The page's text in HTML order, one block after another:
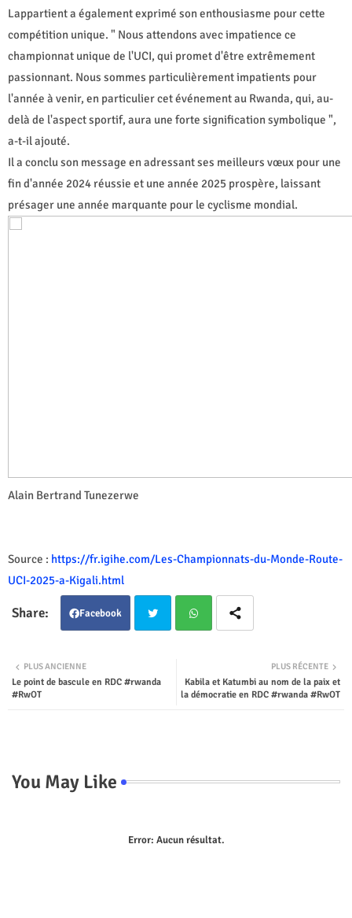
Lappartient a également exprimé son enthousiasme pour cette
compétition unique. " Nous attendons avec impatience ce
championnat unique de l'UCI, qui promet d'être extrêmement
passionnant. Nous sommes particulièrement impatients pour
l'année à venir, en particulier cet événement au Rwanda, qui, au-
delà de l'aspect sportif, aura une forte signification symbolique ",
a-t-il ajouté.
Il a conclu son message en adressant ses meilleurs vœux pour une
fin d'année 2024 réussie et une année 2025 prospère, laissant
présager une année marquante pour le cyclisme mondial.
Alain Bertrand Tunezerwe
Source : https://fr.igihe.com/Les-Championnats-du-Monde-Route-
UCI-2025-a-Kigali.html
Facebook
ter tsap
PLUS RÉCENTE
Kabila et Katumbi au nom de la paix et
la démocratie en RDC #rwanda #RwOT
PLUS ANCIENNE
Le point de bascule en RDC #rwanda
#RwOT
You May Like
Error: Aucun résultat.